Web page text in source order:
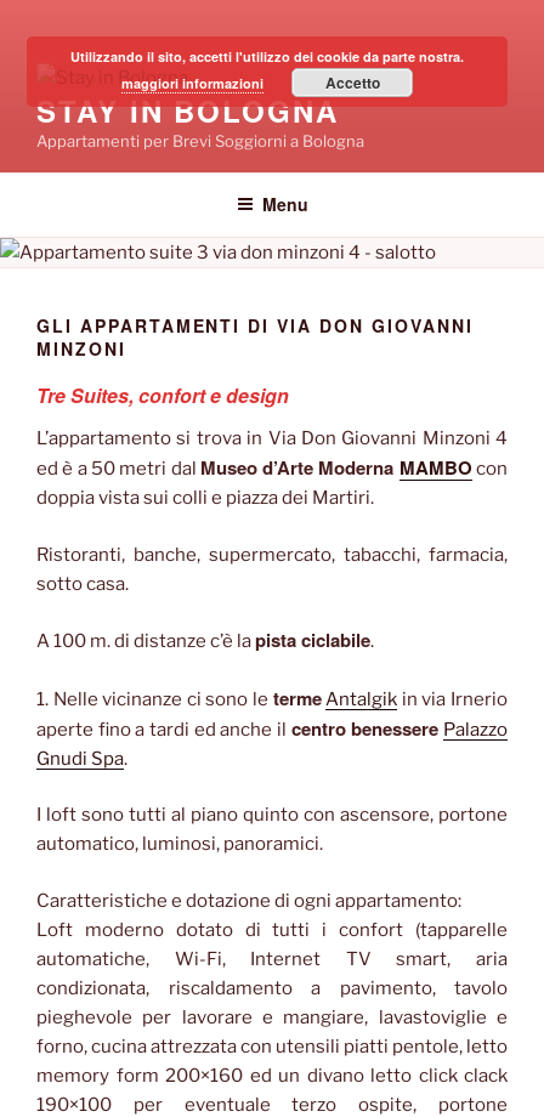
contenuto
STAY IN BOLOGNA
Appartamenti per Brevi Soggiorni a Bologna
Menu
GLI APPARTAMENTI DI VIA DON GIOVANNI
MINZONI
Tre Suites, confort e design
L’appartamento si trova in Via Don Giovanni Minzoni 4
ed è a 50 metri dal Museo d’Arte Moderna MAMBO con
doppia vista sui colli e piazza dei Martiri.
Ristoranti, banche, supermercato, tabacchi, farmacia,
sotto casa.
A 100 m. di distanze c’è lapista ciclabile.
1. Nelle vicinanze ci sono le terme Antalgik in via Irnerio
aperte fino a tardi ed anche il centro benessere Palazzo
Gnudi Spa.
I loft sono tutti al piano quinto con ascensore, portone
automatico, luminosi, panoramici.
Caratteristiche e dotazione di ogni appartamento:
Loft moderno dotato di tutti i confort (tapparelle
automatiche, Wi-Fi, Internet TV smart, aria
condizionata, riscaldamento a pavimento, tavolo
pieghevole per lavorare e mangiare, lavastoviglie e
forno, cucina attrezzata con utensili piatti pentole, letto
memory form 200×160 ed un divano letto click clack
190×100 per eventuale terzo ospite, portone
Utilizzando il sito, accetti l'utilizzo dei cookie da parte nostra.
maggiori informazioni
Accetto